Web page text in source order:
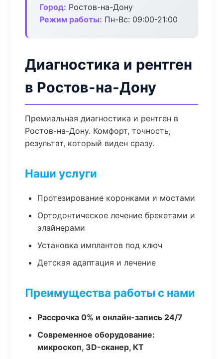
Город: Ростов-на-Дону
Режим работы: Пн-Вс: 09:00-21:00
Диагностика и рентген
в Ростов-на-Дону
Премиальная диагностика и рентген в
Ростов-на-Дону. Комфорт, точность,
результат, который виден сразу.
Наши услуги
Протезирование коронками и мостами
Ортодонтическое лечение брекетами и
элайнерами
Установка имплантов под ключ
Детская адаптация и лечение
Преимущества работы с нами
Рассрочка 0% и онлайн-запись 24/7
Современное оборудование:
микроскоп, 3D-сканер, КТ